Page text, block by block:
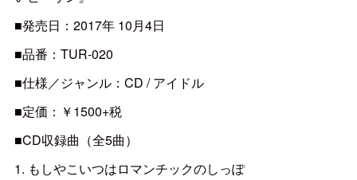
■発売日：2017年 10月4日
■品番：TUR-020
■仕様／ジャンル：CD / アイドル
■定価：￥1500+税
■CD収録曲（全5曲）
1. もしやこいつはロマンチックのしっぽ